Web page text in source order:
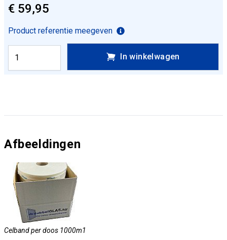
€ 59,95
Product referentie meegeven
In winkelwagen
Afbeeldingen
Celband per doos 1000m1